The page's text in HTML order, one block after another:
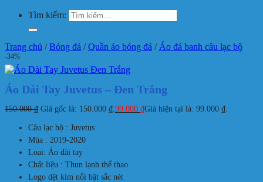
Tìm kiếm:
Trang chủ / Bóng đá / Quần áo bóng đá / Áo đá banh câu lạc bộ
-34%
Áo Dài Tay Juvetus – Đen Trắng
150.000₫ Giá gốc là: 150.000 ₫. 99.000 ₫Giá hiện tại là: 99.000 ₫.
Câu lạc bộ : Juvetus
Mùa : 2019-2020
Loại: Áo dài tay
Chất liệu : Thun lạnh thể thao
Logo dệt kim nổi bật sắc nét